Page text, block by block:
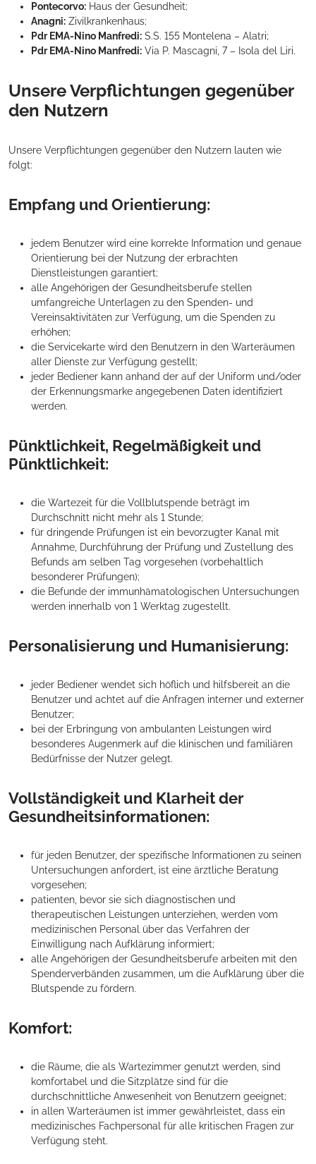
Pontecorvo: Haus der Gesundheit;
Anagni: Zivilkrankenhaus;
Pdr EMA-Nino Manfredi: S.S. 155 Montelena – Alatri;
Pdr EMA-Nino Manfredi: Via P. Mascagni, 7 – Isola del Liri.
Unsere Verpflichtungen gegenüber
den Nutzern
Unsere Verpflichtungen gegenüber den Nutzern lauten wie
folgt:
Empfang und Orientierung:
jedem Benutzer wird eine korrekte Information und genaue
Orientierung bei der Nutzung der erbrachten
Dienstleistungen garantiert;
alle Angehörigen der Gesundheitsberufe stellen
umfangreiche Unterlagen zu den Spenden- und
Vereinsaktivitäten zur Verfügung, um die Spenden zu
erhöhen;
die Servicekarte wird den Benutzern in den Warteräumen
aller Dienste zur Verfügung gestellt;
jeder Bediener kann anhand der auf der Uniform und/oder
der Erkennungsmarke angegebenen Daten identifiziert
werden.
Pünktlichkeit, Regelmäßigkeit und
Pünktlichkeit:
die Wartezeit für die Vollblutspende beträgt im
Durchschnitt nicht mehr als 1 Stunde;
für dringende Prüfungen ist ein bevorzugter Kanal mit
Annahme, Durchführung der Prüfung und Zustellung des
Befunds am selben Tag vorgesehen (vorbehaltlich
besonderer Prüfungen);
die Befunde der immunhämatologischen Untersuchungen
werden innerhalb von 1 Werktag zugestellt.
Personalisierung und Humanisierung:
jeder Bediener wendet sich höflich und hilfsbereit an die
Benutzer und achtet auf die Anfragen interner und externer
Benutzer;
bei der Erbringung von ambulanten Leistungen wird
besonderes Augenmerk auf die klinischen und familiären
Bedürfnisse der Nutzer gelegt.
Vollständigkeit und Klarheit der
Gesundheitsinformationen:
für jeden Benutzer, der spezifische Informationen zu seinen
Untersuchungen anfordert, ist eine ärztliche Beratung
vorgesehen;
patienten, bevor sie sich diagnostischen und
therapeutischen Leistungen unterziehen, werden vom
medizinischen Personal über das Verfahren der
Einwilligung nach Aufklärung informiert;
alle Angehörigen der Gesundheitsberufe arbeiten mit den
Spenderverbänden zusammen, um die Aufklärung über die
Blutspende zu fördern.
Komfort:
die Räume, die als Wartezimmer genutzt werden, sind
komfortabel und die Sitzplätze sind für die
durchschnittliche Anwesenheit von Benutzern geeignet;
in allen Warteräumen ist immer gewährleistet, dass ein
medizinisches Fachpersonal für alle kritischen Fragen zur
Verfügung steht.